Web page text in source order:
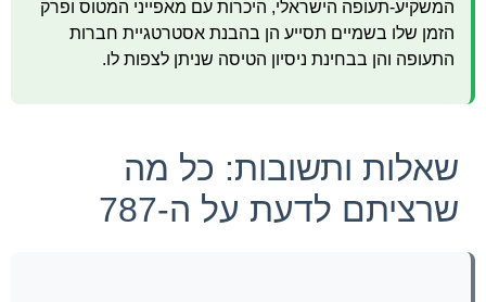
המשקיע-תעופה הישראלי, היכרות עם מאפייני המטוס ופרק
הזמן שלו בשמיים תסייע הן בהבנת אסטרטגיית חברות
התעופה והן בבחינת ניסיון הטיסה שניתן לצפות לו.
שאלות ותשובות: כל מה
שרציתם לדעת על ה-787